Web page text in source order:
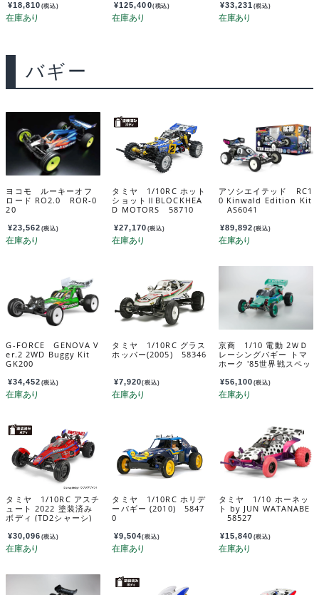
¥18,810 (税込) ¥125,400(税込) ¥33,231 (税込)
バギー
ヨコモ ルーキーオフ
ロード RO2.0 ROR-0
20
¥23,562 (税込)
タミヤ 1/10RC ホット
ショットⅡBLOCKHEA
D MOTORS 58710
¥27,170 (税込)
アソシエイテッド RC1
0 Kinwald Edition Kit
AS6041
¥89,892 (税込)
G-FORCE GENOVA V
er.2 2WD Buggy Kit
GK200
¥34,452 (税込)
タミヤ 1/10RC グラス
ホッパー(2005) 58346
¥7,920(税込)
京商 1/10 電動 2ＷＤ
レーシングバギー トマ
ホーク '85世界戦スペッ
¥56,100 (税込)
タミヤ 1/10RC アスチ
ュート 2022 塗装済み
ボディ (TD2シャーシ)
¥30,096 (税込)
タミヤ 1/10RC ホリデ
ーバギー (2010) 5847
0
¥9,504(税込)
タミヤ 1/10 ホーネッ
ト by JUN WATANABE
58527
¥15,840 (税込)